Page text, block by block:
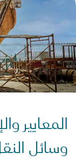
المعايير
وسائل